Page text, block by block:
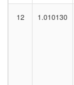
12 1.010130